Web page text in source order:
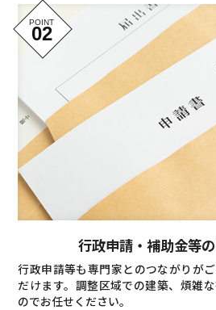
行政申請・補助金等
行政申請等も専門家とのつながりが
だけます。調整区域での建築、煩雑
のでお任せください。